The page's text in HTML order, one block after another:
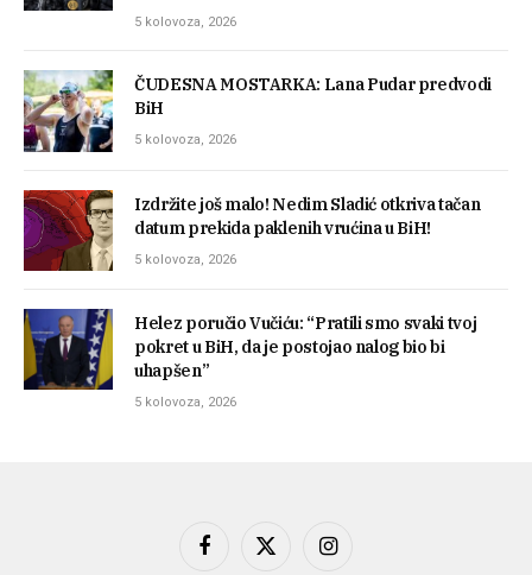
5 kolovoza, 2026
ČUDESNA MOSTARKA: Lana Pudar predvodi
BiH
5 kolovoza, 2026
Izdržite još malo! Nedim Sladić otkriva tačan
datum prekida paklenih vrućina u BiH!
5 kolovoza, 2026
Helez poručio Vučiću: “Pratili smo svaki tvoj
pokret u BiH, da je postojao nalog bio bi
uhapšen”
5 kolovoza, 2026
Facebook
X
Instagram